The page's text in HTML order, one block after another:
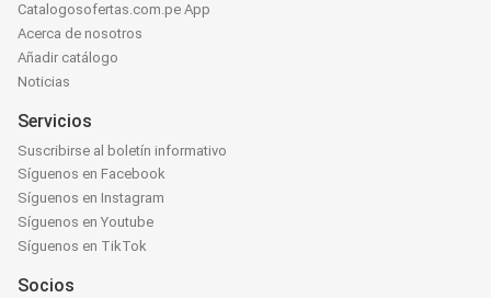
Catalogosofertas.com.pe App
Acerca de nosotros
Añadir catálogo
Noticias
Servicios
Suscribirse al boletín informativo
Síguenos en Facebook
Síguenos en Instagram
Síguenos en Youtube
Síguenos en TikTok
Socios